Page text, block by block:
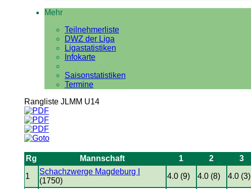
Mehr
Teilnehmerliste
DWZ der Liga
Ligastatistiken
Infokarte
Saisonstatistiken
Termine
Rangliste JLMM U14
Rg Mannschaft 1 2 3
1
Schachzwerge Magdeburg I
(1750)
4.0 (9) 4.0 (8) 4.0 (3)